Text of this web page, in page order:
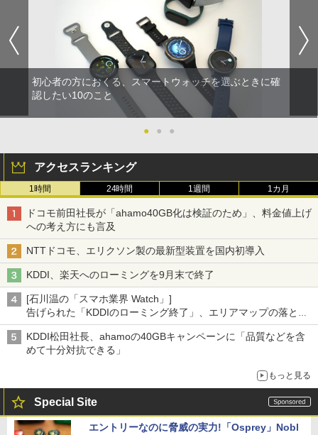
初心者の方におくる、スマートウォッチを選ぶときに確
認したい10のこと
● ● ●
アクセスランキング
1時間 24時間 1週間 1カ月
ドコモ前田社長が「ahamo40GB化は検証のため」、料金値上げ
への考え方にも言及
NTTドコモ、エリクソン製の最新型装置を国内初導入
KDDI、楽天へのローミングを9月末で終了
[石川温の「スマホ業界 Watch」]
告げられた「KDDIのローミング終了」、エリアマップの落とし
穴と楽天モバイルの課題
KDDI松田社長、ahamoの40GBキャンペーンに「品質などを含
めて十分対抗できる」
もっと見る
Special Site
エントリーなのに脅威の実力!「Osprey」Nobl